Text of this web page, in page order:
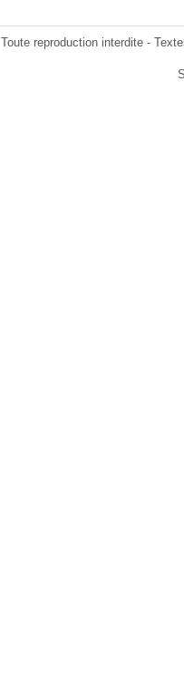
Toute reproduction interdite -